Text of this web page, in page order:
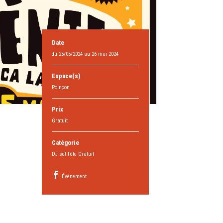
Date
du 25/05/2024 au 26 mai 2024
Espace(s)
Poinçon
Prix
Gratuit
Catégorie
DJ set Fête Gratuit
Évènement